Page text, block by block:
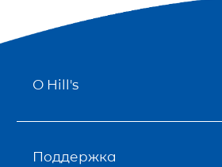
О Hill's
Поддержка